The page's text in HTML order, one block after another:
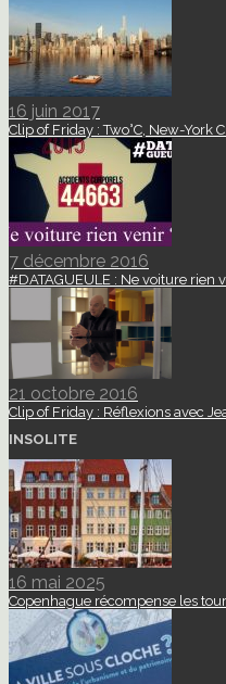
16 juin 2017
Clip of Friday : Two°C, New-York
7 décembre 2016
#DATAGUEULE : Ne voiture rien
21 octobre 2016
Clip of Friday : Réflexions avec
INSOLITE
16 mai 2025
Copenhague récompense les